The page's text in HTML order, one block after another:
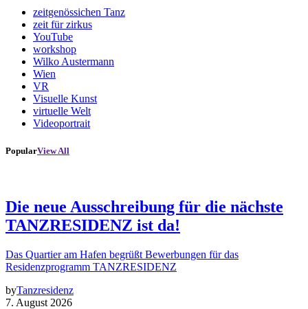
zeitgenössichen Tanz
zeit für zirkus
YouTube
workshop
Wilko Austermann
Wien
VR
Visuelle Kunst
virtuelle Welt
Videoportrait
PopularView All
Die neue Ausschreibung für die nächste
TANZRESIDENZ ist da!
Das Quartier am Hafen begrüßt Bewerbungen für das
Residenzprogramm TANZRESIDENZ
byTanzresidenz
7. August 2026